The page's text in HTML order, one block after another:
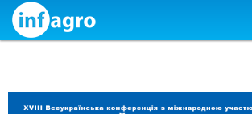
Skip to content